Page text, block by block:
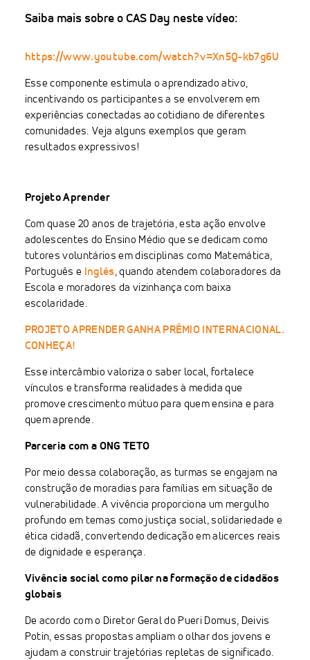
Saiba mais sobre o CAS Day neste vídeo:
https://www.youtube.com/watch?v=Xn5Q-kb7g6U
Esse componente estimula o aprendizado ativo,
incentivando os participantes a se envolverem em
experiências conectadas ao cotidiano de diferentes
comunidades. Veja alguns exemplos que geram
resultados expressivos!
Projeto Aprender
Com quase 20 anos de trajetória, esta ação envolve
adolescentes do Ensino Médio que se dedicam como
tutores voluntários em disciplinas como Matemática,
Português e Inglês, quando atendem colaboradores da
Escola e moradores da vizinhança com baixa
escolaridade.
PROJETO APRENDER GANHA PRÊMIO INTERNACIONAL.
CONHEÇA!
Esse intercâmbio valoriza o saber local, fortalece
vínculos e transforma realidades à medida que
promove crescimento mútuo para quem ensina e para
quem aprende.
Parceria com a ONG TETO
Por meio dessa colaboração, as turmas se engajam na
construção de moradias para famílias em situação de
vulnerabilidade. A vivência proporciona um mergulho
profundo em temas como justiça social, solidariedade e
ética cidadã, convertendo dedicação em alicerces reais
de dignidade e esperança.
Vivência social como pilar na formação de cidadãos
globais
De acordo com o Diretor Geral do Pueri Domus, Deivis
Potin, essas propostas ampliam o olhar dos jovens e
ajudam a construir trajetórias repletas de significado.